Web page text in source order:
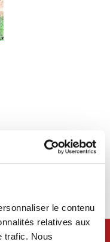
le contenu
relatives aux
trafic. Nous